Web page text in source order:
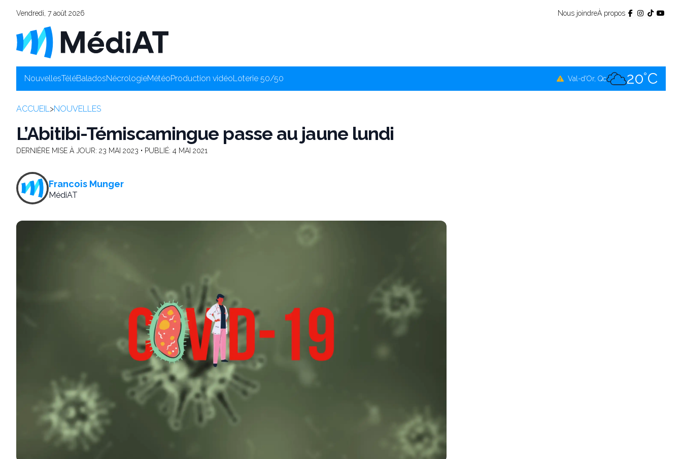
Vendredi, 7 août 2026 Nous joindreÀ propos
NouvellesTéléBaladosNécrologieMétéoProduction vidéoLoterie 50/50 Val-d'Or, Qc 20°C
ACCUEIL>NOUVELLES
L’Abitibi-Témiscamingue passe au jaune lundi
DERNIÈRE MISE À JOUR: 23 MAI 2023 • PUBLIÉ: 4 MAI 2021
Francois Munger
MédiAT